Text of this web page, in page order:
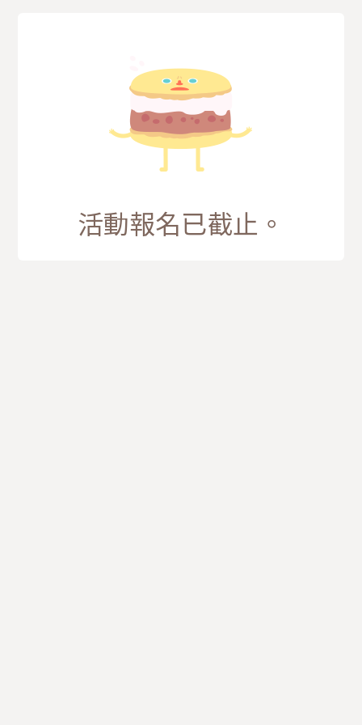
活動報名已截止。